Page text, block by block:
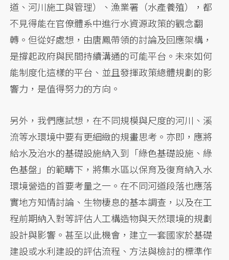
道、河川施工與管理）、漁業署（水產養殖），都
不見得能在官僚體系中進行水資源政策的觀念翻
轉。但從好處想，由唐鳳帶領的討論及回應架構，
是撐起政府與民間持續溝通的可能平台。未來如何
能制度化這樣的平台、並且發揮政策總體規劃的影
響力，是值得努力的方向。
另外，我們應試想，在不同規模與尺度的河川、溪
流等水環境中要有更細緻的規畫思考。亦即，應將
給水及治水的基礎設施納入到「綠色基礎設施、綠
色基盤」的範疇下，將集水區以保育及復育納入水
環境營造的首要考量之一。在不同河道段落也應落
實地方知情討論、生物棲息的基本調查，以及在工
程前期納入對等評估人工構造物與天然環境的規劃
設計與影響。甚至以此機會，建立一套國家於基礎
建設或水利建設的評估流程、方法與檢討的標準作